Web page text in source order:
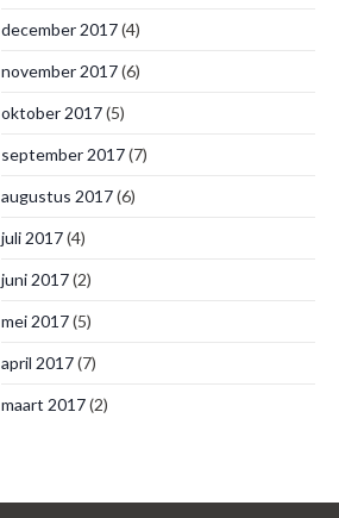
december 2017(4)
november 2017(6)
oktober 2017(5)
september 2017(7)
augustus 2017(6)
juli 2017(4)
juni 2017(2)
mei 2017(5)
april 2017(7)
maart 2017(2)